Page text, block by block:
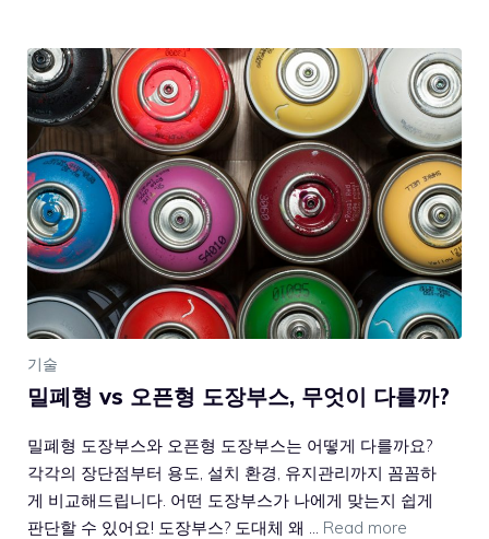
기술
밀폐형 vs 오픈형 도장부스, 무엇이 다를까?
밀폐형 도장부스와 오픈형 도장부스는 어떻게 다를까요?
각각의 장단점부터 용도, 설치 환경, 유지관리까지 꼼꼼하
게 비교해드립니다. 어떤 도장부스가 나에게 맞는지 쉽게
판단할 수 있어요! 도장부스? 도대체 왜 … Read more